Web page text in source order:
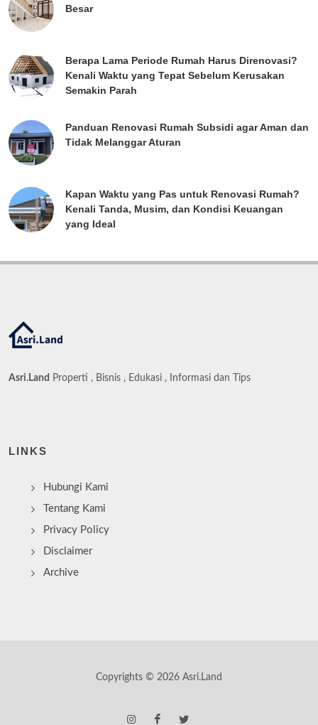
Besar
Berapa Lama Periode Rumah Harus Direnovasi?
Kenali Waktu yang Tepat Sebelum Kerusakan
Semakin Parah
Panduan Renovasi Rumah Subsidi agar Aman dan
Tidak Melanggar Aturan
Kapan Waktu yang Pas untuk Renovasi Rumah?
Kenali Tanda, Musim, dan Kondisi Keuangan
yang Ideal
Asri.Land Properti , Bisnis , Edukasi , Informasi dan Tips
LINKS
Hubungi Kami
Tentang Kami
Privacy Policy
Disclaimer
Archive
Copyrights © 2026 Asri.Land